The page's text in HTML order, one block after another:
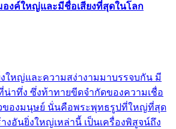
องค์ใหญ่และมีชื่อเสียงที่สุดในโลก
ใหญ่และความสง่างามมาบรรจบกัน มี
น่าทึ่ง ซึ่งท้าทายขีดจำกัดของความเชื่อ
ของมนุษย์ นั่นคือพระพุทธรูปที่ใหญ่ที่สุด
งอันยิ่งใหญ่เหล่านี้ เป็นเครื่องพิสูจน์ถึง